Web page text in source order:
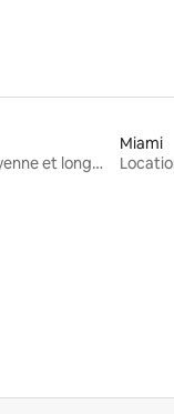
Locations moyenne et longue durée
Miami